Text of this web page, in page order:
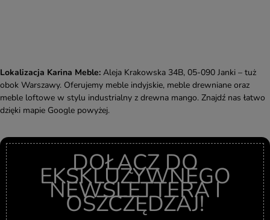
Lokalizacja Karina Meble: Aleja Krakowska 34B, 05-090 Janki – tuż
obok Warszawy. Oferujemy meble indyjskie, meble drewniane oraz
meble loftowe w stylu industrialny z drewna mango. Znajdź nas łatwo
dzięki mapie Google powyżej.
DOŁĄCZ DO
EKSKLUZYWNEGO
NEWSLETTERA I
OSZCZĘDZAJ!